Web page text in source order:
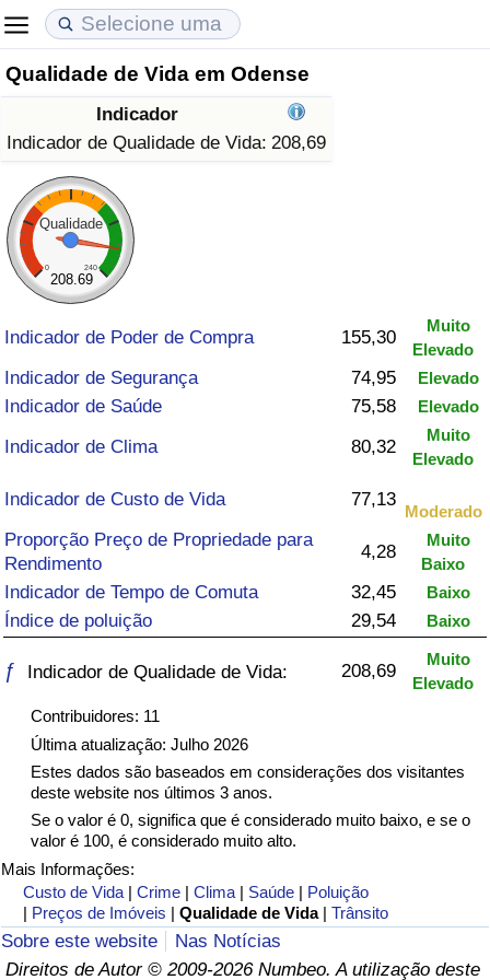
Qualidade de Vida em Odense
Indicador
Indicador de Qualidade de Vida: 208,69
Qualidade
0 240
208.69
Indicador de Poder de Compra 155,30
Muito
Elevado
Indicador de Segurança 74,95 Elevado
Indicador de Saúde 75,58 Elevado
Indicador de Clima 80,32
Muito
Elevado
Indicador de Custo de Vida 77,13
Moderado
Proporção Preço de Propriedade para
Rendimento
4,28
Muito
Baixo
Indicador de Tempo de Comuta 32,45 Baixo
Índice de poluição 29,54 Baixo
ƒ Indicador de Qualidade de Vida: 208,69
Muito
Elevado
Contribuidores: 11
Última atualização: Julho 2026
Estes dados são baseados em considerações dos visitantes
deste website nos últimos 3 anos.
Se o valor é 0, significa que é considerado muito baixo, e se o
valor é 100, é considerado muito alto.
Mais Informações:
Custo de Vida |Crime |Clima | Saúde | Poluição
| Preços de Imóveis |Qualidade de Vida |Trânsito
Sobre este website
Nas Notícias
Direitos de Autor © 2009-2026 Numbeo. A utilização deste
Custo de Vida
Indicador de Custo de Vida (Atual)
Indicador de Custo de Vida
Indicador de Custo de Vida Por País
em Aqaba
Preços de Imóveis
Indicador de Preços de Imóveis (Atual)
Indicador de Preços de Imóveis
Indicador de Preços de Imóveis por País
Qualidade de Vida
Indicador de Qualidade de Vida
Indicador de Qualidade de Vida (Atual)
Índice de qualidade de vida por país
Crime
Indicador de Crime
Saúde
Indicador de Saúde (Atual)
Indicador de Saúde
Poluição
Índice de poluição
Indicador de Poluição por País
Trânsito